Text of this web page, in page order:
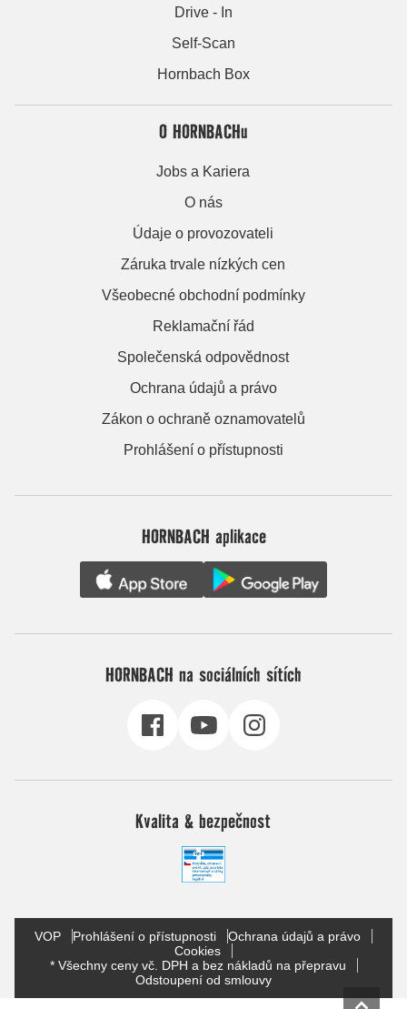
Drive - In
Self-Scan
Hornbach Box
O HORNBACHu
Jobs a Kariera
O nás
Údaje o provozovateli
Záruka trvale nízkých cen
Všeobecné obchodní podmínky
Reklamační řád
Společenská odpovědnost
Ochrana údajů a právo
Zákon o ochraně oznamovatelů
Prohlášení o přístupnosti
HORNBACH aplikace
HORNBACH na sociálních sítích
Kvalita & bezpečnost
VOP Prohlášení o přístupnosti
Ochrana údajů a právo
Cookies
* Všechny ceny vč. DPH a bez nákladů na přepravu
Odstoupení od smlouvy